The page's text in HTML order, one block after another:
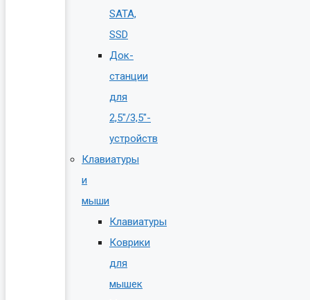
SATA,
SSD
Док-
станции
для
2,5″/3,5″-
устройств
Клавиатуры
и
мыши
Клавиатуры
Коврики
для
мышек